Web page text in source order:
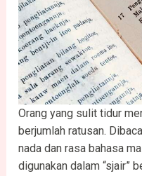
Orang yang sulit tidur
berjumlah ratusan.
nada dan rasa bahasa
digunakan dalam “sjair”